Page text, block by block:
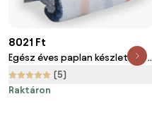
8021 Ft
Egész éves paplan készlet 140 x
200 cm párnával 70 x 90 cm
ARTLINE
(5)
Raktáron